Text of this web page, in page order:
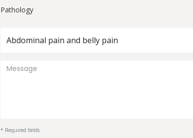
Pathology
Abdominal pain and belly pain
* Required fields